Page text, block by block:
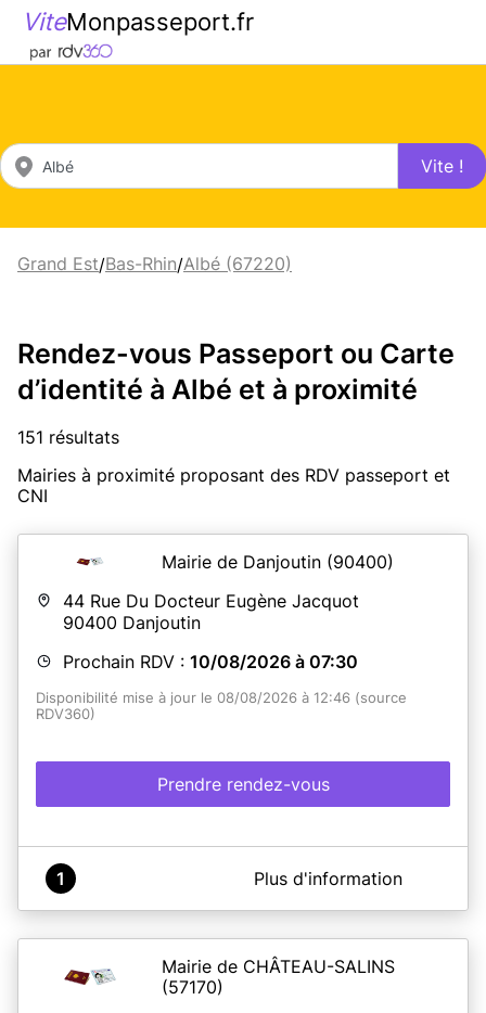
ViteMonpasseport.fr
Vite !
Grand Est/Bas-Rhin/Albé (67220)
Rendez-vous Passeport ou Carte
d’identité à Albé et à proximité
151 résultats
Mairies à proximité proposant des RDV passeport et
CNI
Mairie de Danjoutin (90400)
44 Rue Du Docteur Eugène Jacquot
90400 Danjoutin
Prochain RDV : 10/08/2026 à 07:30
Disponibilité mise à jour le 08/08/2026 à 12:46 (source
RDV360)
Prendre rendez-vous
A propos de MAIRIE DE DANJOUTIN
et sans rendez-vous pour le retrait des titres.
1 Plus d'information
Mairie de CHÂTEAU-SALINS
(57170)